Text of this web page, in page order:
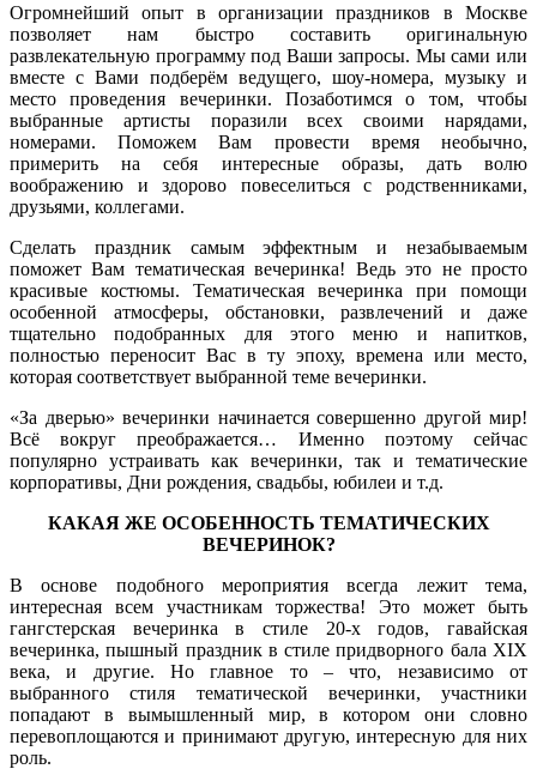
Огромнейший опыт в организации праздников в Москве
позволяет нам быстро составить оригинальную
развлекательную программу под Ваши запросы. Мы сами или
вместе с Вами подберём ведущего, шоу-номера, музыку и
место проведения вечеринки. Позаботимся о том, чтобы
выбранные артисты поразили всех своими нарядами,
номерами. Поможем Вам провести время необычно,
примерить на себя интересные образы, дать волю
воображению и здорово повеселиться с родственниками,
друзьями, коллегами.
Сделать праздник самым эффектным и незабываемым
поможет Вам тематическая вечеринка! Ведь это не просто
красивые костюмы. Тематическая вечеринка при помощи
особенной атмосферы, обстановки, развлечений и даже
тщательно подобранных для этого меню и напитков,
полностью переносит Вас в ту эпоху, времена или место,
которая соответствует выбранной теме вечеринки.
«За дверью» вечеринки начинается совершенно другой мир!
Всё вокруг преображается… Именно поэтому сейчас
популярно устраивать как вечеринки, так и тематические
корпоративы, Дни рождения, свадьбы, юбилеи и т.д.
КАКАЯ ЖЕ ОСОБЕННОСТЬ ТЕМАТИЧЕСКИХ
ВЕЧЕРИНОК?
В основе подобного мероприятия всегда лежит тема,
интересная всем участникам торжества! Это может быть
гангстерская вечеринка в стиле 20-х годов, гавайская
вечеринка, пышный праздник в стиле придворного бала XIX
века, и другие. Но главное то – что, независимо от
выбранного стиля тематической вечеринки, участники
попадают в вымышленный мир, в котором они словно
перевоплощаются и принимают другую, интересную для них
роль.